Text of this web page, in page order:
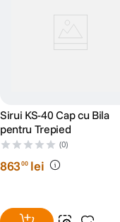
Sirui KS-40 Cap cu Bila
pentru Trepied
(0)
86300 lei